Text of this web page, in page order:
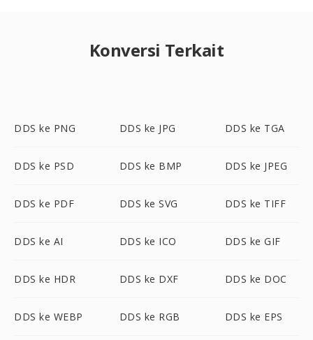
Konversi Terkait
DDS ke PNG DDS ke JPG DDS ke TGA
DDS ke PSD DDS ke BMP DDS ke JPEG
DDS ke PDF DDS ke SVG DDS ke TIFF
DDS ke AI DDS ke ICO DDS ke GIF
DDS ke HDR DDS ke DXF DDS ke DOC
DDS ke WEBP DDS ke RGB DDS ke EPS